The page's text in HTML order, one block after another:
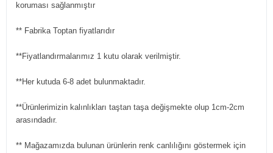
koruması sağlanmıştır
** Fabrika Toptan fiyatlarıdır
**Fiyatlandırmalarımız 1 kutu olarak verilmiştir.
**Her kutuda 6-8 adet bulunmaktadır.
**Ürünlerimizin kalınlıkları taştan taşa değişmekte olup 1cm-2cm
arasındadır.
** Mağazamızda bulunan ürünlerin renk canlılığını göstermek için